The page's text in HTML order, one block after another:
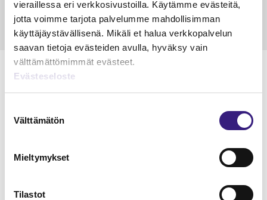
vieraillessa eri verkkosivustoilla. Käytämme evästeitä,
jotta voimme tarjota palvelumme mahdollisimman
käyttäjäystävällisenä. Mikäli et halua verkkopalvelun
saavan tietoja evästeiden avulla, hyväksy vain
välttämättömimmät evästeet.
Evästeseloste
valinta
Välttämätön
Mieltymykset
Tilastot